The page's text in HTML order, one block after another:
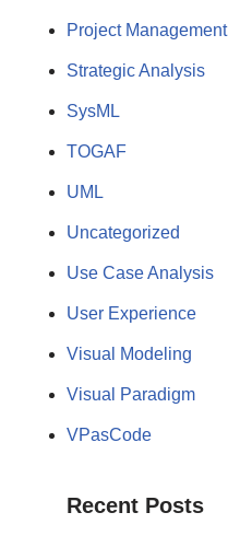
Project Management
Strategic Analysis
SysML
TOGAF
UML
Uncategorized
Use Case Analysis
User Experience
Visual Modeling
Visual Paradigm
VPasCode
Recent Posts